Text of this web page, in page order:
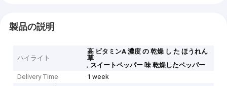
製品の説明
ハイライト
高 ビタミンA 濃度 の 乾燥 し た ほうれん
草
, スイートペッパー 味 乾燥したペッパー
Delivery Time
1 week